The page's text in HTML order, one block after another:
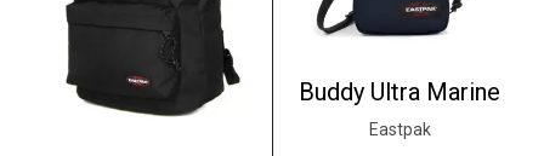
Buddy Ultra Marine
Eastpak